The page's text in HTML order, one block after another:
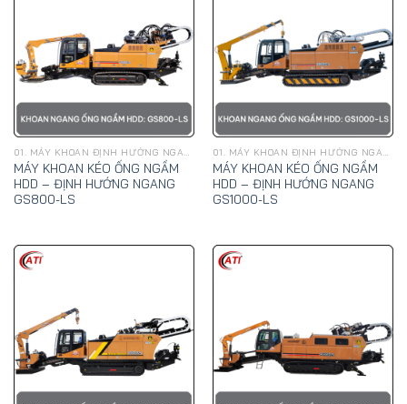
01. MÁY KHOAN ĐỊNH HƯỚNG NGANG, KÉO ỐNG NGẦM HDD - GOODENG
MÁY KHOAN KÉO ỐNG NGẦM
HDD – ĐỊNH HƯỚNG NGANG
GS800-LS
01. MÁY KHOAN ĐỊNH HƯỚNG NGANG, KÉO ỐNG NGẦM HDD - GOODENG
MÁY KHOAN KÉO ỐNG NGẦM
HDD – ĐỊNH HƯỚNG NGANG
GS1000-LS